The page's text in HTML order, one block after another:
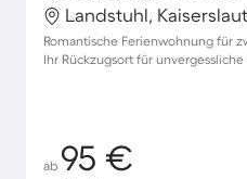
Landstuhl,
Romantische Ferienwohnung für
Ihr Rückzugsort für unvergessliche
ab 95 €